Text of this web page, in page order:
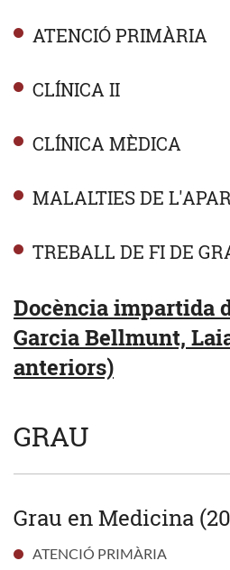
ATENCIÓ PRIMÀRIA
CLÍNICA II
CLÍNICA MÈDICA
MALALTIES DE
TREBALL DE FI DE
Docència impartida
Garcia Bellmunt,
anteriors)
GRAU
Grau en Medicina
ATENCIÓ PRIMÀRIA